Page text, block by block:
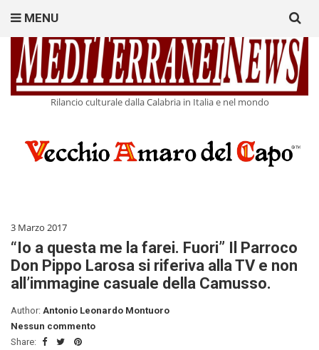
Rilancio culturale dalla Calabria in Italia e nel mondo
MENU
for:
3 Marzo 2017
“Io a questa me la farei. Fuori” Il Parroco
Don Pippo Larosa si riferiva alla TV e non
all’immagine casuale della Camusso.
Author: Antonio Leonardo Montuoro
Nessun commento
Share: